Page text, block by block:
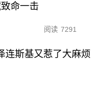
命一击
阅读 7291
连斯基又惹了大麻烦